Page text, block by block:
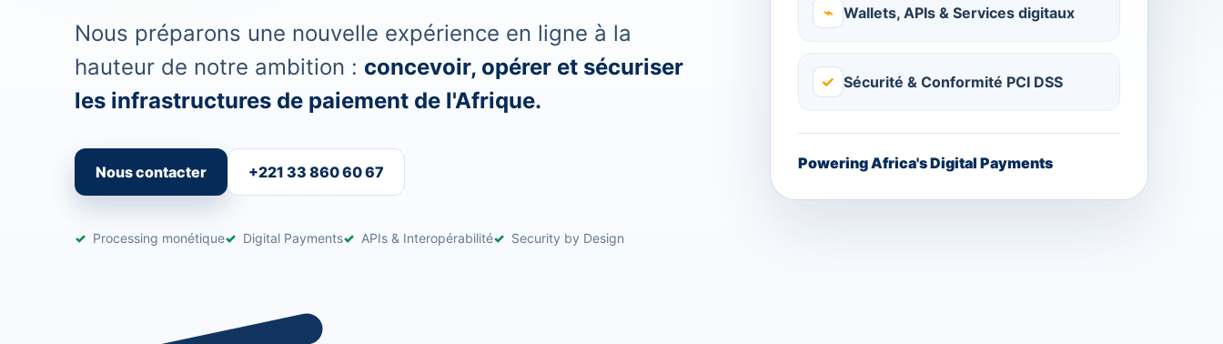
Nous préparons une nouvelle expérience en ligne à la
hauteur de notre ambition : concevoir, opérer et sécuriser
les infrastructures de paiement de l'Afrique.
Nous contacter +221 33 860 60 67
Processing monétique Digital Payments APIs & Interopérabilité Security by Design
⌁ Wallets, APIs & Services digitaux
✓ Sécurité & Conformité PCI DSS
Powering Africa's Digital Payments